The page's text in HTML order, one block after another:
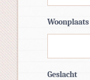
Woonplaats
Geslacht